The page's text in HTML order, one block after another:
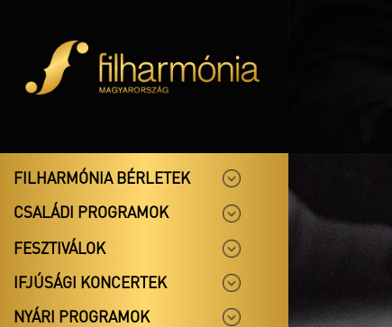
FILHARMÓNIA BÉRLETEK
CSALÁDI PROGRAMOK
FESZTIVÁLOK
IFJÚSÁGI KONCERTEK
NYÁRI PROGRAMOK